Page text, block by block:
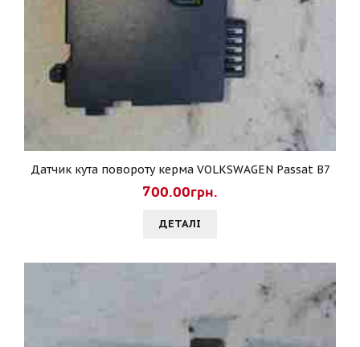
Датчик кута повороту керма VOLKSWAGEN Passat B7
700.00грн.
ДЕТАЛI